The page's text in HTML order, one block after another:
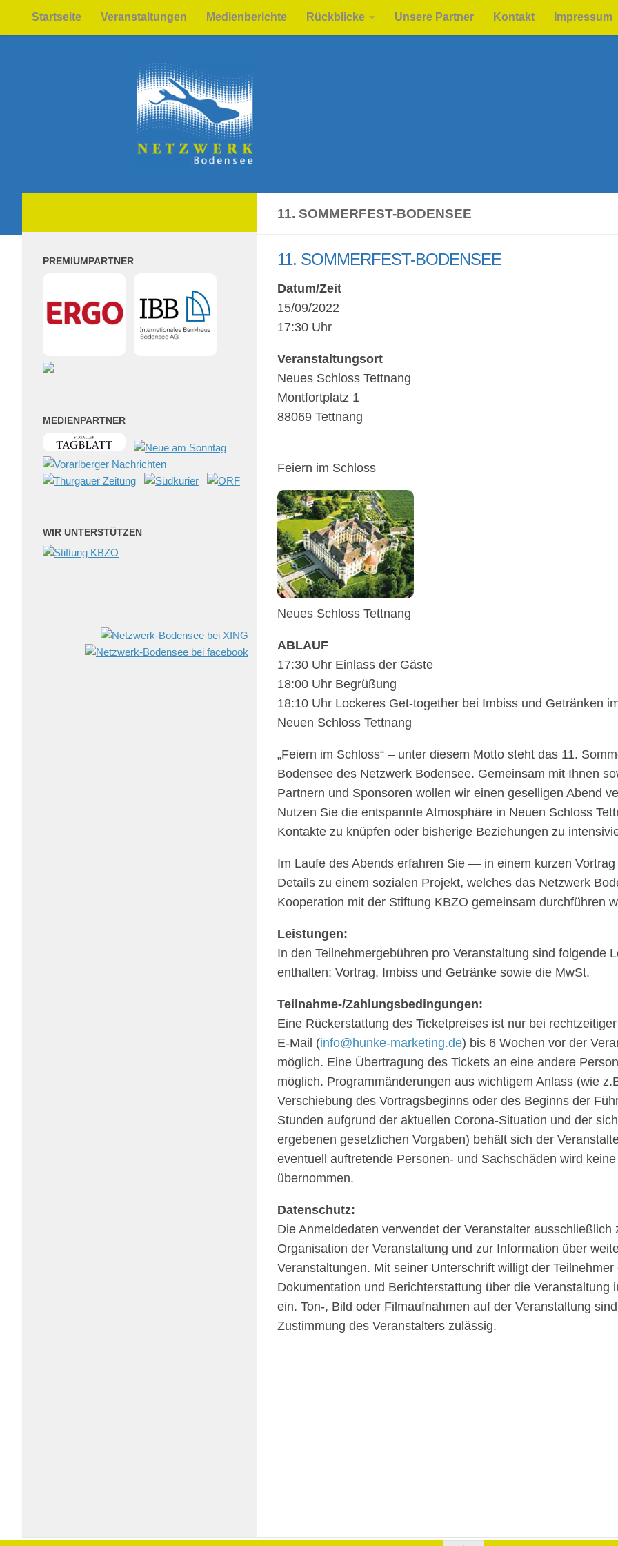
Zum Inhalt springen
Startseite Veranstaltungen Medienberichte Rückblicke Unsere Partner Kontakt Impressum
11. SOMMERFEST-BODENSEE
11. SOMMERFEST-BODENSEE
Datum/Zeit
15/09/2022
17:30 Uhr
Veran­stal­tungs­ort
Neues Schloss Tett­nang
Mont­fort­platz 1
88069 Tettnang
Feiern im Schloss
Neues Schloss Tettnang
ABLAUF
17:30 Uhr Einlass der Gäste
18:00 Uhr Begrüßung
18:10 Uhr Locke­res Get-toge­ther bei Imbiss und Geträn­ken
Neuen Schloss Tettnang
„Feiern im Schloss“ – unter diesem Motto steht das 11.
Boden­see des Netz­werk Boden­see. Gemein­sam mit Ihnen
Part­nern und Spon­so­ren wollen wir einen gesel­li­gen Abend
Nutzen Sie die entspannte Atmo­sphäre in Neuen Schloss
Kontakte zu knüp­fen oder bishe­rige Bezie­hun­gen zu
Im Laufe des Abends erfah­ren Sie — in einem kurzen
Details zu einem sozia­len Projekt, welches das Netz­werk
Koope­ra­tion mit der Stif­tung KBZO gemein­sam durch­füh­ren
Leis­tun­gen:
In den Teil­neh­mer­ge­büh­ren pro Veran­stal­tung sind folgende
enthal­ten: Vortrag, Imbiss und Getränke sowie die MwSt.
Teil­nahme-/Zah­lungs­be­din­gun­gen:
Eine Rück­erstat­tung des Ticket­prei­ses ist nur bei
E‑Mail (info@​hunke-​marketing.​de) bis 6 Wochen vor der
möglich. Eine Über­tra­gung des Tickets an eine andere
möglich. Programm­än­de­run­gen aus wich­ti­gem Anlass (wie
Verschie­bung des Vortrags­be­ginns oder des Beginns der
Stun­den aufgrund der aktu­el­len Corona-Situa­tion und der
erge­be­nen gesetz­li­chen Vorga­ben) behält sich der
even­tu­ell auftre­tende Perso­nen- und Sach­schä­den wird
übernommen.
Daten­schutz:
Die Anmel­de­da­ten verwen­det der Veran­stal­ter ausschließ­lich
Orga­ni­sa­tion der Veran­stal­tung und zur Infor­ma­tion über
Veran­stal­tun­gen. Mit seiner Unter­schrift willigt der Teil­neh­mer
Doku­men­ta­tion und Bericht­erstat­tung über die Veran­stal­tung
ein. Ton‑, Bild oder Film­auf­nah­men auf der Veran­stal­tung
Zustim­mung des Veran­stal­ters zulässig.
PREMIUMPARTNER
MEDIENPARTNER
WIR UNTERSTÜTZEN